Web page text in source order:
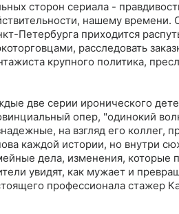
сторон сериала -
нашему времени.
Петербурга приходится
расследовать
крупного политика,
две серии иронического
опер, "одинокий
на взгляд его коллег,
каждой истории, но внутри
дела, изменения, которые
увидят, как мужает и
профессионала стажер